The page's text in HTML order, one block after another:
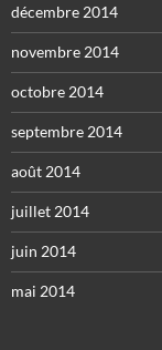
décembre 2014
novembre 2014
octobre 2014
septembre 2014
août 2014
juillet 2014
juin 2014
mai 2014